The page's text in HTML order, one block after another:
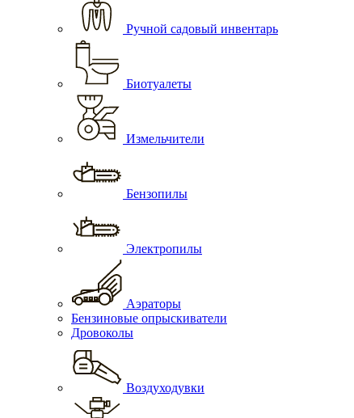
Ручной садовый инвентарь
Биотуалеты
Измельчители
Бензопилы
Электропилы
Аэраторы
Бензиновые опрыскиватели
Дровоколы
Воздуходувки